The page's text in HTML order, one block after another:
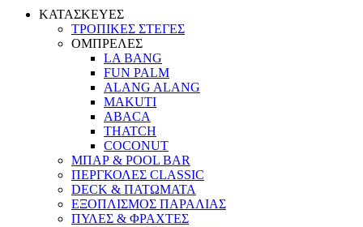
ΚΑΤΑΣΚΕΥΕΣ
ΤΡΟΠΙΚΕΣ ΣΤΕΓΕΣ
ΟΜΠΡΕΛΕΣ
LA BANG
FUN PALM
ALANG ALANG
MAKUTI
ABACA
THATCH
COCONUT
ΜΠΑΡ & POOL BAR
ΠΕΡΓΚΟΛΕΣ CLASSIC
DECK & ΠΑΤΩΜΑΤΑ
ΕΞΟΠΛΙΣΜΟΣ ΠΑΡΑΛΙΑΣ
ΠΥΛΕΣ & ΦΡΑΧΤΕΣ